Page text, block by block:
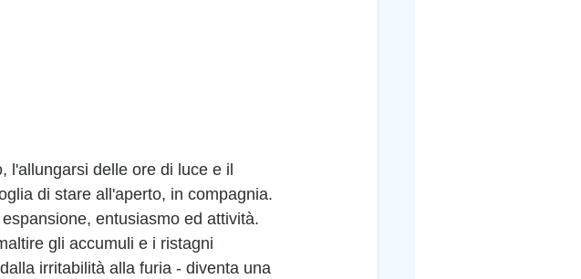
l'allungarsi delle ore di luce e il
di stare all'aperto, in compagnia.
entusiasmo ed attività.
gli accumuli e i ristagni
irritabilità alla furia - diventa una